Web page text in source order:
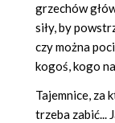
grzechów
siły, by
czy można
kogoś, kogo
Tajemnice, za
trzeba zabić...